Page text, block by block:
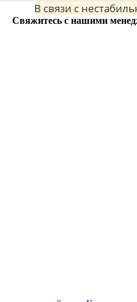
В связи с
Свяжитесь с нашими